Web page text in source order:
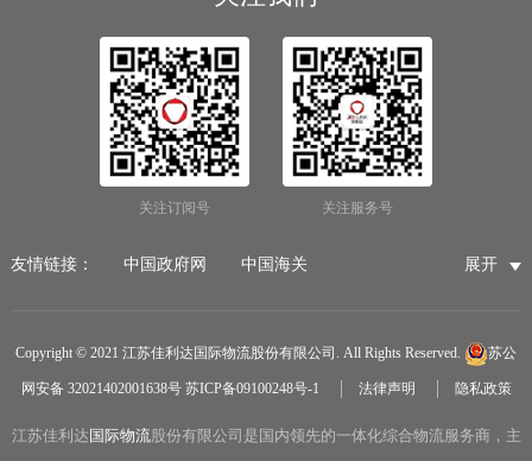
关注订阅号 关注服务号
友情链接： 展开
中国政府网
中国海关
无锡海运代理
无锡仓储服务公司
无锡航空货运
医疗器械第三方仓储
中越物流专线
中欧铁路货运
Copyright © 2021 江苏佳利达国际物流股份有限公司. All Rights Reserved. 苏公
网安备 32021402001638号 苏ICP备09100248号-1 法律声明 隐私政策
江苏佳利达 国际物流股份有限公司是国内领先的一体化综合物流服务商，主